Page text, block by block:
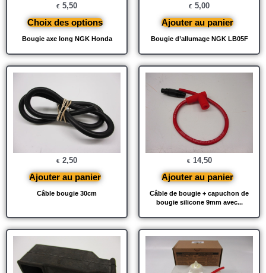
Bougie axe long NGK Honda
€ 5,50
Choix des options
Bougie d’allumage NGK LB05F
€ 5,00
Ajouter au panier
Câble bougie 30cm
€ 2,50
Ajouter au panier
Câble de bougie + capuchon de
bougie silicone 9mm avec...
€ 14,50
Ajouter au panier